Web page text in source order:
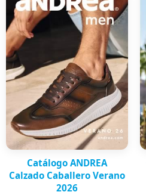
Catálogo ANDREA
Calzado Caballero Verano
2026